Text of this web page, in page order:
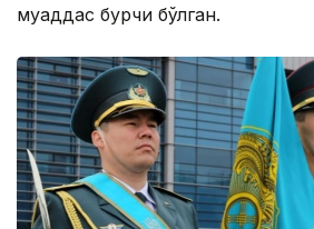
муқаддас бурчи бўлган.